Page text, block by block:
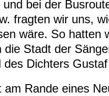
bei der
fragten wir uns,
wäre. So hatten
die Stadt der
des Dichters
am Rande eines